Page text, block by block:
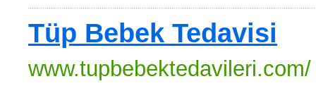
Tüp Bebek Tedavisi
www.tupbebektedavileri.com/